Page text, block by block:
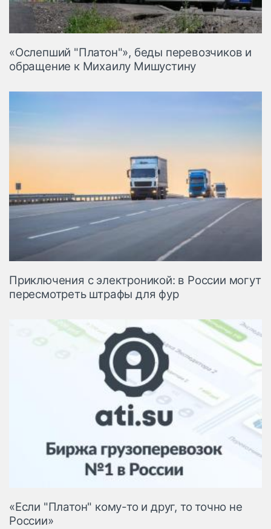
«Ослепший "Платон"», беды перевозчиков и
обращение к Михаилу Мишустину
Приключения с электроникой: в России могут
пересмотреть штрафы для фур
«Если "Платон" кому-то и друг, то точно не
России»